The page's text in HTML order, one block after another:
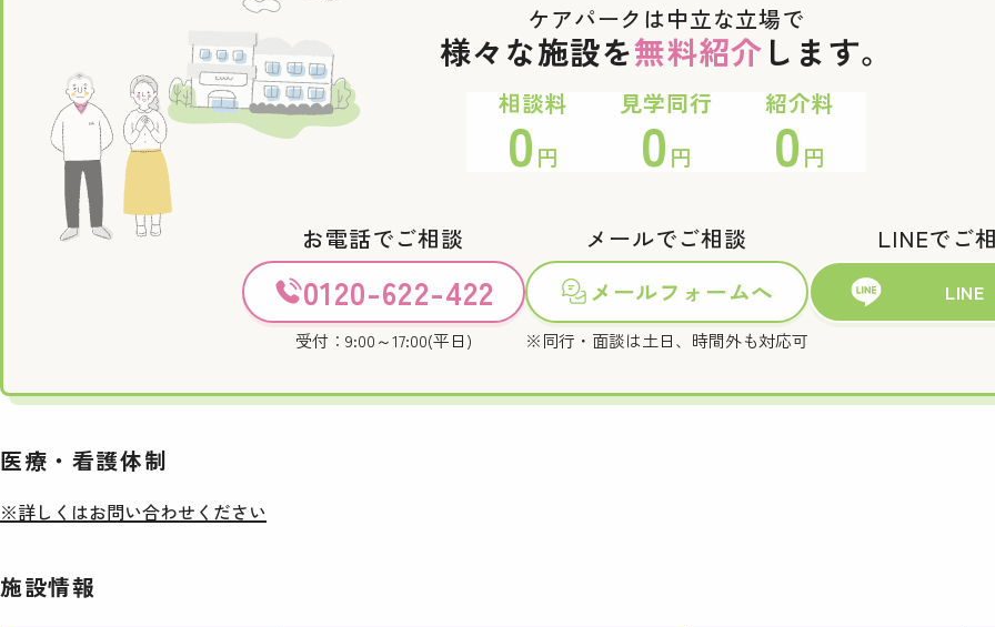
ケアパークは中立な立場で
様々な施設を無料紹介 します。
相談料
0 円
見学同行
0 円
紹介料
0 円
お電話でご相談
0120-622-422
受付：9:00～17:00(平日)
メールでご相談
メールフォームへ
※同行・面談は土日、時間外も対応可
LINEでご
LINE
医療・看護体制
※詳しくはお問い合わせください
施設情報